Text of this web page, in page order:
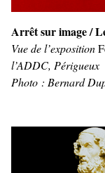
Arrêt sur image /
Vue de l’exposition
l’ADDC, Périgueux
Photo : Bernard